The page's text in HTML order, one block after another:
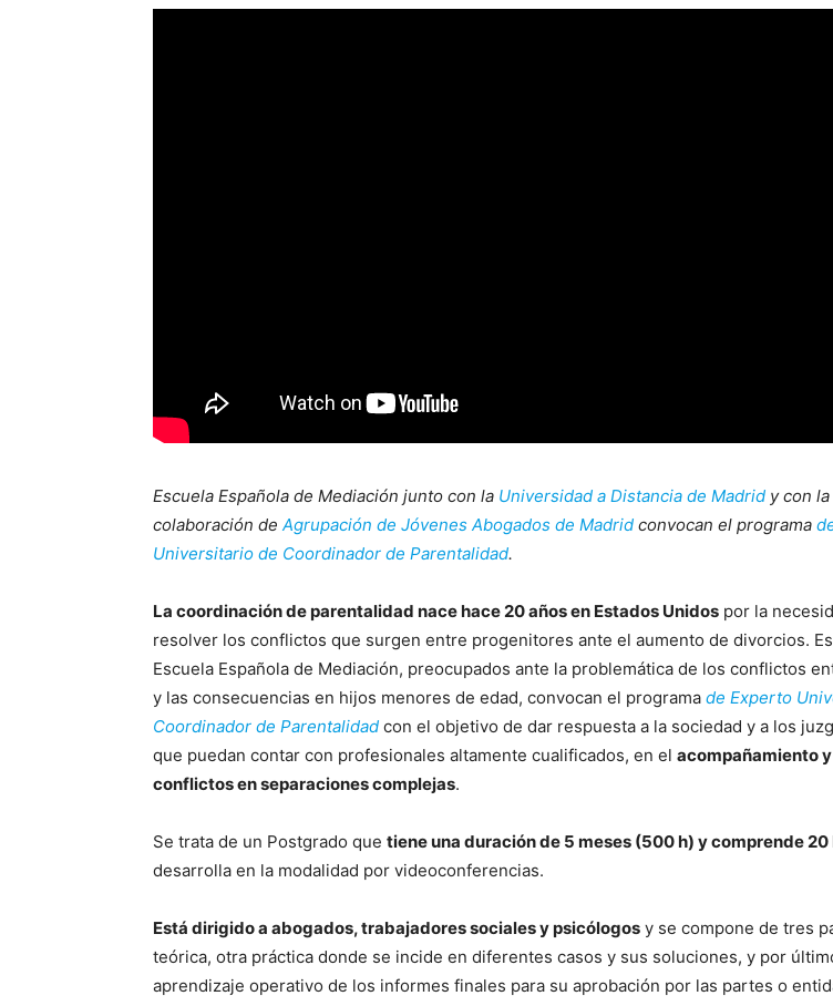
Escuela Española de Mediación junto con la Universidad a Distancia de Madrid y con la
colaboración de Agrupación de Jóvenes Abogados de Madrid convocan el programa
Universitario de Coordinador de Parentalidad.
La coordinación de parentalidad nace hace 20 años en Estados Unidos por la
resolver los conflictos que surgen entre progenitores ante el aumento de divorcios.
Escuela Española de Mediación, preocupados ante la problemática de los conflictos
y las consecuencias en hijos menores de edad, convocan el programa de Experto
Coordinador de Parentalidad con el objetivo de dar respuesta a la sociedad y a los
que puedan contar con profesionales altamente cualificados, en el acompañamiento
conflictos en separaciones complejas.
Se trata de un Postgrado que tiene una duración de 5 meses (500 h) y comprende 20
desarrolla en la modalidad por videoconferencias.
Está dirigido a abogados, trabajadores sociales y psicólogos y se compone de tres
teórica, otra práctica donde se incide en diferentes casos y sus soluciones, y por
aprendizaje operativo de los informes finales para su aprobación por las partes o